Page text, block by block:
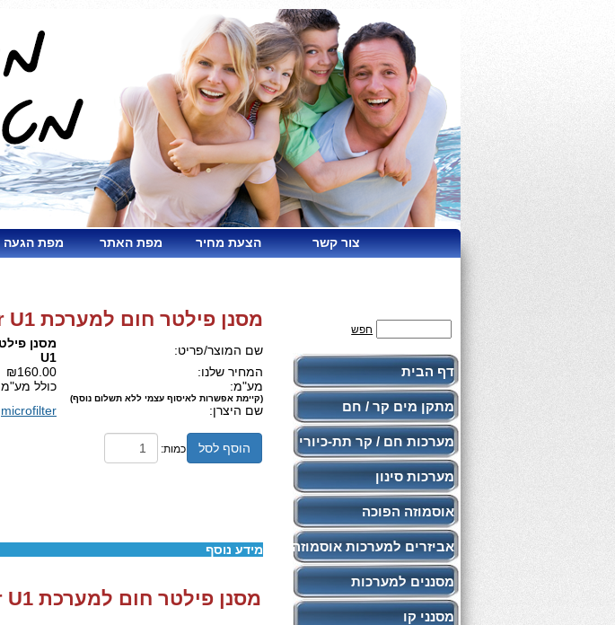
צור קשר הצעת מחיר מפת האתר מפת הגעה
חפש
דף הבית
מתקן מים קר / חם
מערכות חם / קר תת-כיורי
מערכות סינון
אוסמוזה הפוכה
אביזרים למערכות אוסמוזה
מסננים למערכות
מסנני קו
מסנן פילטר חום למערכת Micrifilter U1
שם המוצר/פריט:
U1
המחיר שלנו:
₪160.00
מע"מ:
כולל מע"מ
(קיימת אפשרות לאיסוף עצמי ללא תשלום נוסף)
שם היצרן: microfilter
הוסף לסל כמות:
מידע נוסף
מסנן פילטר חום למערכת Micrifilter U1